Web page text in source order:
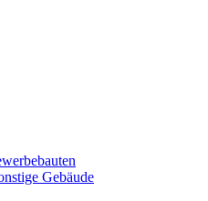
Gebäude